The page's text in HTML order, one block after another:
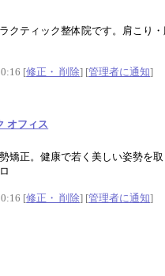
クティック整体院です。肩こり
[修正・ 削除] [管理者に通知]
オフィス
矯正。健康で若く美しい姿勢を
[修正・ 削除] [管理者に通知]